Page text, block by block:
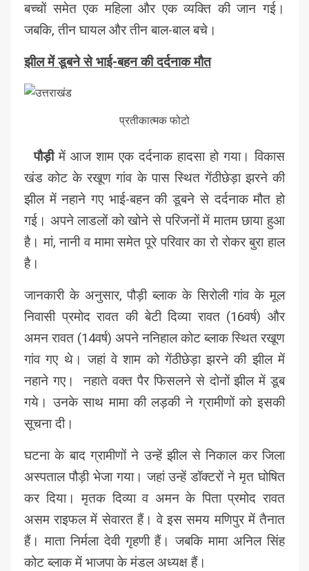
बच्चों समेत एक महिला और एक व्यक्ति की जान गई।
जबकि, तीन घायल और तीन बाल-बाल बचे।
झील में डूबने से भाई-बहन की दर्दनाक मौत
प्रतीकात्मक फोटो
पौड़ीमें आज शाम एक दर्दनाक हादसा हो गया। विकास
खंड कोट के रखूण गांव के पास स्थित गेंठीछेड़ा झरने की
झील में नहाने गए भाई-बहन की डूबने से दर्दनाक मौत हो
गई। अपने लाडलों को खोने से परिजनों में मातम छाया हुआ
है। मां, नानी व मामा समेत पूरे परिवार का रो रोकर बुरा हाल
है।
जानकारी के अनुसार, पौड़ी ब्लाक के सिरोली गांव के मूल
निवासी प्रमोद रावत की बेटी दिव्या रावत (16वर्ष) और
अमन रावत (14वर्ष) अपने ननिहाल कोट ब्लाक स्थित रखूण
गांव गए थे। जहां वे शाम को गेंठीछेड़ा झरने की झील में
नहाने गए। नहाते वक्त पैर फिसलने से दोनों झील में डूब
गये। उनके साथ मामा की लड़की ने ग्रामीणों को इसकी
सूचना दी।
घटना के बाद ग्रामीणों ने उन्हें झील से निकाल कर जिला
अस्पताल पौड़ी भेजा गया। जहां उन्हें डॉक्टरों ने मृत घोषित
कर दिया। मृतक दिव्या व अमन के पिता प्रमोद रावत
असम राइफल में सेवारत हैं। वे इस समय मणिपुर में तैनात
हैं। माता निर्मला देवी गृहणी हैं। जबकि मामा अनिल सिंह
कोट ब्लाक में भाजपा के मंडल अध्यक्ष हैं।